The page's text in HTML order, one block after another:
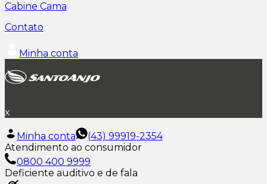
Cabine Cama
Contato
Minha conta
x
Minha conta
(43) 99919-2354
Atendimento ao consumidor
0800 400 9999
Deficiente auditivo e de fala